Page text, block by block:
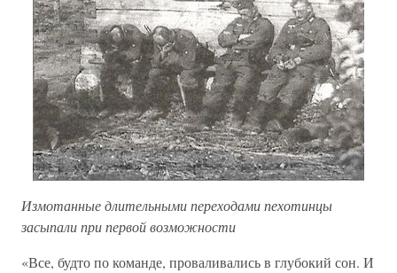
Измотанные длительными переходами пехотинцы
засыпали при первой возможности
«Все, будто по команде, проваливались в глубокий сон. И